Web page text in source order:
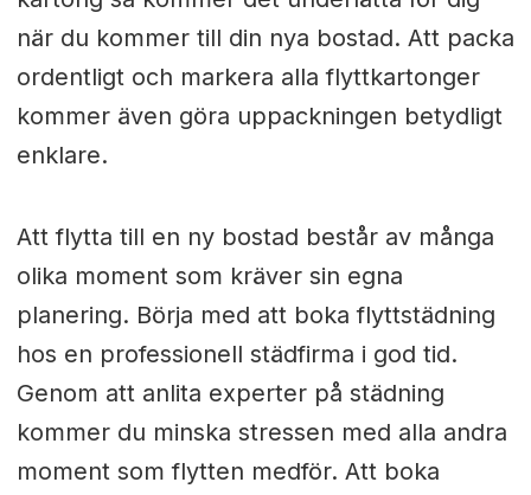
när du kommer till din nya bostad. Att packa
ordentligt och markera alla flyttkartonger
kommer även göra uppackningen betydligt
enklare.
Att flytta till en ny bostad består av många
olika moment som kräver sin egna
planering. Börja med att boka flyttstädning
hos en professionell städfirma i god tid.
Genom att anlita experter på städning
kommer du minska stressen med alla andra
moment som flytten medför. Att boka